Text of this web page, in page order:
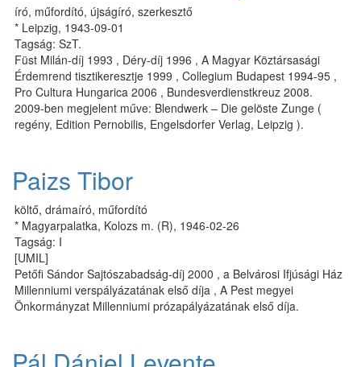
író, műfordító, újságíró, szerkesztő
* Leipzig, 1943-09-01
Tagság: SzT.
Füst Milán-díj 1993 , Déry-díj 1996 , A Magyar Köztársasági
Érdemrend tisztikeresztje 1999 , Collegium Budapest 1994-95 ,
Pro Cultura Hungarica 2006 , Bundesverdienstkreuz 2008.
2009-ben megjelent műve: Blendwerk – Die gelöste Zunge (
regény, Edition Pernobilis, Engelsdorfer Verlag, Leipzig ).
Paizs Tibor
költő, drámaíró, műfordító
* Magyarpalatka, Kolozs m. (R), 1946-02-26
Tagság: I
[UMIL]
Petőfi Sándor Sajtószabadság-díj 2000 , a Belvárosi Ifjúsági Ház
Millenniumi verspályázatának első díja , A Pest megyei
Önkormányzat Millenniumi prózapályázatának első díja.